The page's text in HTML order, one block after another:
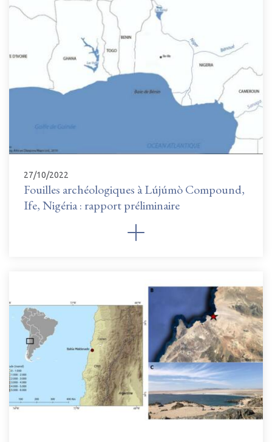
27/10/2022
Fouilles archéologiques à Lújúmò Compound,
Ife, Nigéria : rapport préliminaire